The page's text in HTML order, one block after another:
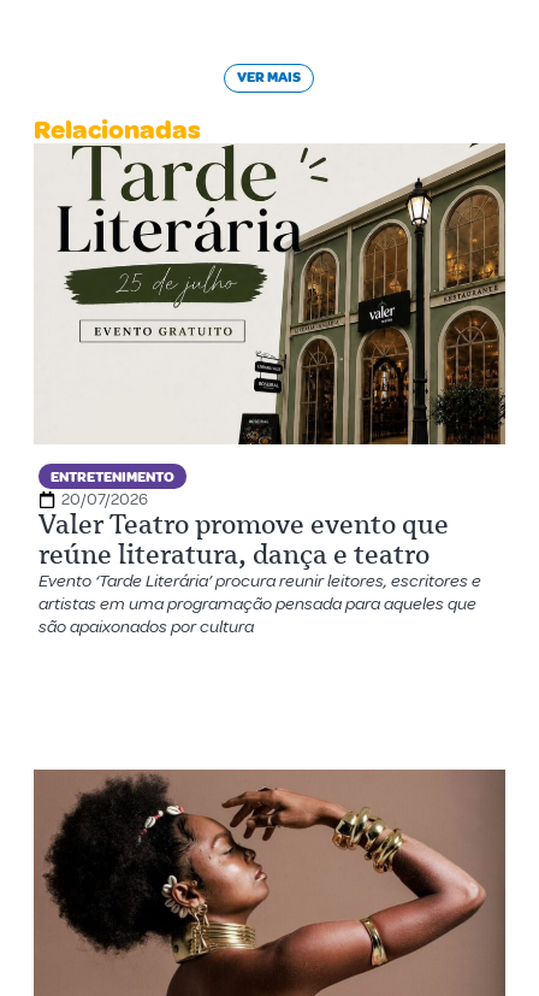
VER MAIS
Relacionadas
ENTRETENIMENTO
20/07/2026
Valer Teatro promove evento que
reúne literatura, dança e teatro
Evento ‘Tarde Literária’ procura reunir leitores, escritores e
artistas em uma programação pensada para aqueles que
são apaixonados por cultura